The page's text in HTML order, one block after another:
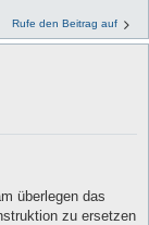
Rufe den Beitrag auf
überlegen das
zu ersetzen